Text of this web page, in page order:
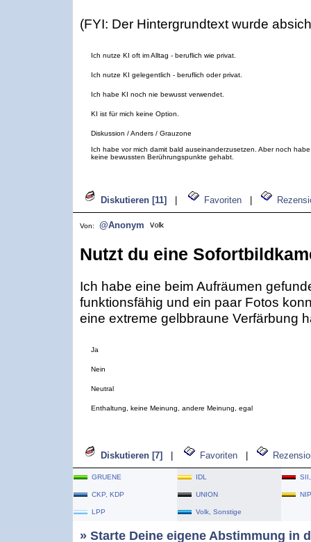
(FYI: Der Hintergrundtext wurde
Ich nutze KI oft im Alltag - beruflich wie privat.
Ich nutze KI gelegentlich - beruflich oder privat.
Ich habe KI noch nie bewusst verwendet.
KI ist für mich keine Option.
Diskussion / Anders / Grauzone
Ich habe vor mich damit bald auseinanderzusetzen. Aber noch
keine bewussten Berührungspunkte gehabt.
Diskutieren [11] Favoriten
Von: @Anonym
Nutzt du eine
Ich habe eine beim Aufräumen
funktionsfähig und ein paar Fotos
eine extreme gelbbraune Verfärbung
Ja
Nein
Neutral
Enthaltung, keine Meinung, andere Meinung, egal
Diskutieren [7] Favoriten
GRUENE IDL
CKP, KDP UNION NIP
LPP Volk, Sonstige
» Starte Deine eigene Abstimmung in